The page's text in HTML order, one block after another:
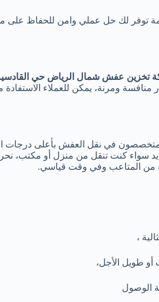
توفر لك حل عملي وامن للحفاظ على
تخزين عفش شمال الرياض حي
منافسة ومرنة، يمكن للعملاء
في نقل العفش بأعلى درجات
سواء كنت تنقل من منزل أو مكتب،
من المتاعب وفي وقت قياسي.
،
أو طويل الأجل،
الوصول